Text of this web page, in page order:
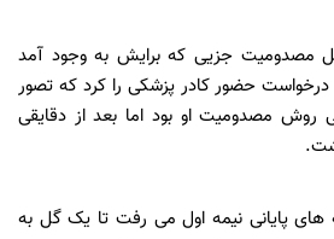
مصدومیت جزیی که برایش به وجود آمد
حضور کادر پزشکی را کرد که تصور
روش مصدومیت او بود اما بعد از دقایقی
های پایانی نیمه اول می رفت تا یک گل به